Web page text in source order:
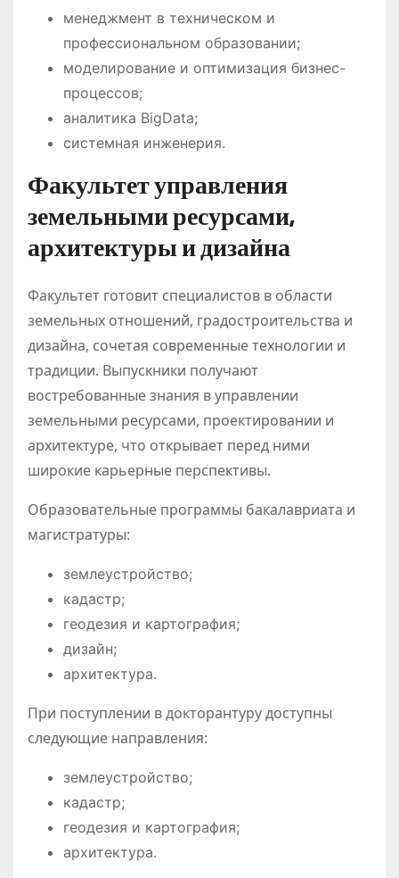
менеджмент в техническом и
профессиональном образовании;
моделирование и оптимизация бизнес-
процессов;
аналитика BigData;
системная инженерия.
Факультет управления
земельными ресурсами,
архитектуры и дизайна
Факультет готовит специалистов в области
земельных отношений, градостроительства и
дизайна, сочетая современные технологии и
традиции. Выпускники получают
востребованные знания в управлении
земельными ресурсами, проектировании и
архитектуре, что открывает перед ними
широкие карьерные перспективы.
Образовательные программы бакалавриата и
магистратуры:
землеустройство;
кадастр;
геодезия и картография;
дизайн;
архитектура.
При поступлении в докторантуру доступны
следующие направления:
землеустройство;
кадастр;
геодезия и картография;
архитектура.